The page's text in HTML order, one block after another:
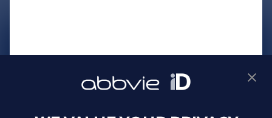
プライバシーポリシー